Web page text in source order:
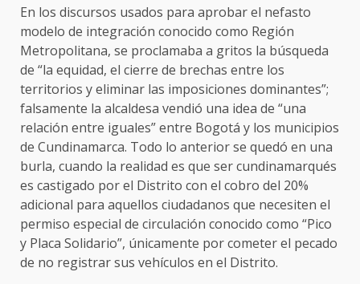
En los discursos usados para aprobar el nefasto
modelo de integración conocido como Región
Metropolitana, se proclamaba a gritos la búsqueda
de “la equidad, el cierre de brechas entre los
territorios y eliminar las imposiciones dominantes”;
falsamente la alcaldesa vendió una idea de “una
relación entre iguales” entre Bogotá y los municipios
de Cundinamarca. Todo lo anterior se quedó en una
burla, cuando la realidad es que ser cundinamarqués
es castigado por el Distrito con el cobro del 20%
adicional para aquellos ciudadanos que necesiten el
permiso especial de circulación conocido como “Pico
y Placa Solidario”, únicamente por cometer el pecado
de no registrar sus vehículos en el Distrito.